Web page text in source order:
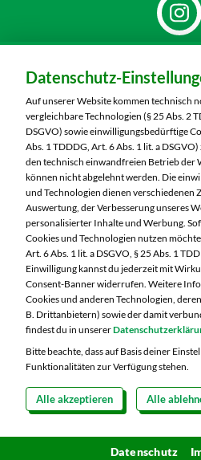
MARKTKAUF
90425
Telefon:
Markt
Öffnungszeiten
Mo:
07:00
Di:
07:00
Mi:
07:00
Do:
07:00
Fr:
07:00
Copyright 2026 © MARKTKAUF
Hinweisgebersystem
Cookie-
Datenschutz-
Auf unserer Website kommen technisch
vergleichbare Technologien (§ 25 Abs. 2
DSGVO) sowie einwilligungsbedürftige
Abs. 1 TDDDG, Art. 6 Abs. 1 lit. a
den technisch einwandfreien Betrieb der
können nicht abgelehnt werden. Die
und Technologien dienen verschiedenen
Auswertung, der Verbesserung unseres
personalisierter Inhalte und Werbung.
Cookies und Technologien nutzen
Art. 6 Abs. 1 lit. a DSGVO, § 25 Abs. 1
Einwilligung kannst du jederzeit mit
Consent-Banner widerrufen. Weitere
Cookies und anderen Technologien,
B. Drittanbietern) sowie der damit
findest du in unserer
Bitte beachte, dass auf Basis deiner
Funktionalitäten zur Verfügung stehen.
Alle akzeptieren Alle
Datenschutz